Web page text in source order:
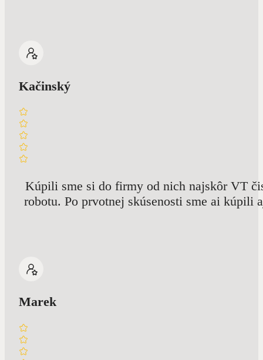
Kačinský
Kúpili sme si do firmy od nich najskôr VT
robotu. Po prvotnej skúsenosti sme ai kúpili
Marek